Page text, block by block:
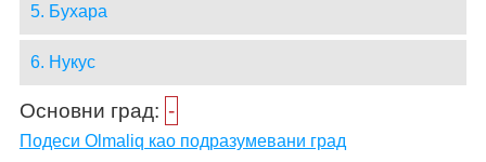
5. Бухара
6. Нукус
Основни град: -
Подеси Olmaliq као подразумевани град